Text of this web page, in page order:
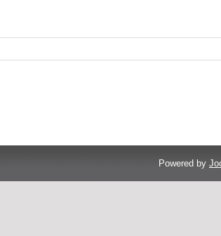
Powered by